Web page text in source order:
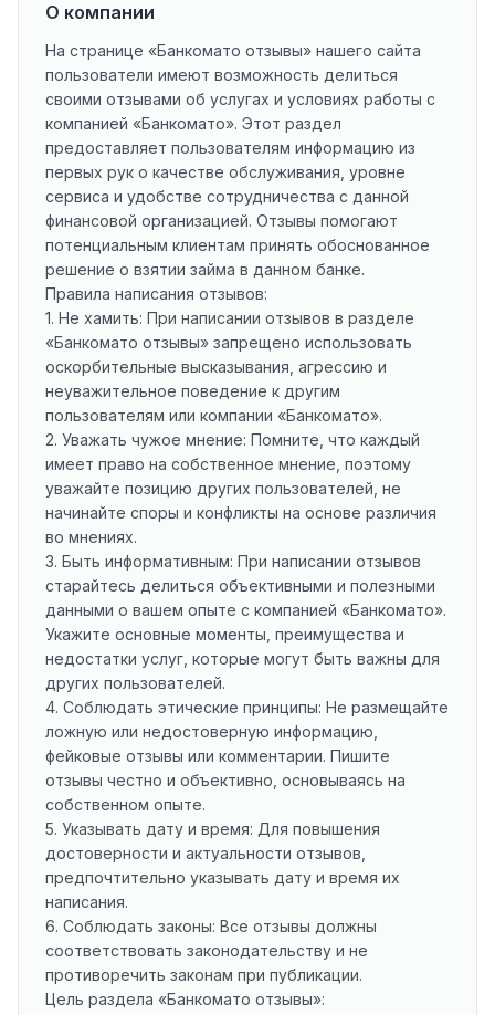
О компании
На странице «Банкомато отзывы» нашего сайта
пользователи имеют возможность делиться
своими отзывами об услугах и условиях работы с
компанией «Банкомато». Этот раздел
предоставляет пользователям информацию из
первых рук о качестве обслуживания, уровне
сервиса и удобстве сотрудничества с данной
финансовой организацией. Отзывы помогают
потенциальным клиентам принять обоснованное
решение о взятии займа в данном банке.
Правила написания отзывов:
1. Не хамить: При написании отзывов в разделе
«Банкомато отзывы» запрещено использовать
оскорбительные высказывания, агрессию и
неуважительное поведение к другим
пользователям или компании «Банкомато».
2. Уважать чужое мнение: Помните, что каждый
имеет право на собственное мнение, поэтому
уважайте позицию других пользователей, не
начинайте споры и конфликты на основе различия
во мнениях.
3. Быть информативным: При написании отзывов
старайтесь делиться объективными и полезными
данными о вашем опыте с компанией «Банкомато».
Укажите основные моменты, преимущества и
недостатки услуг, которые могут быть важны для
других пользователей.
4. Соблюдать этические принципы: Не размещайте
ложную или недостоверную информацию,
фейковые отзывы или комментарии. Пишите
отзывы честно и объективно, основываясь на
собственном опыте.
5. Указывать дату и время: Для повышения
достоверности и актуальности отзывов,
предпочтительно указывать дату и время их
написания.
6. Соблюдать законы: Все отзывы должны
соответствовать законодательству и не
противоречить законам при публикации.
Цель раздела «Банкомато отзывы»: